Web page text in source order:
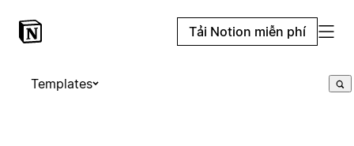
Tải Notion miễn phí
Templates